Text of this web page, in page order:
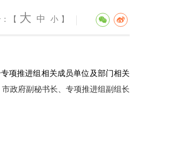
【 大 中 小 】
项推进组相关成员单位及部门相关
政府副秘书长、专项推进组副组长